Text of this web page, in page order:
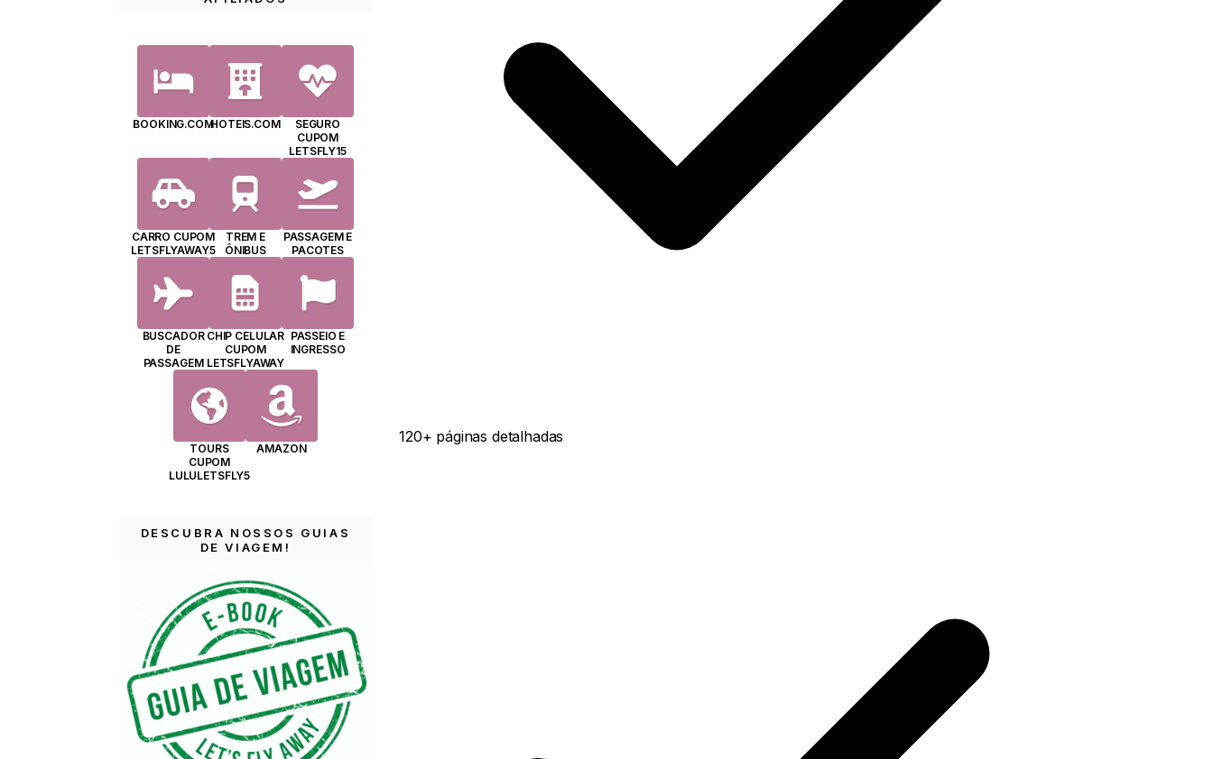
120+ páginas detalhadas
BOOKING.COMHOTEIS.COM
SEGURO
CUPOM
LETSFLY15
CARRO CUPOM
LETSFLYAWAY5
TREM E
ÔNIBUS
PASSAGEM E
PACOTES
BUSCADOR
DE
PASSAGEM
CHIP CELULAR
CUPOM
LETSFLYAWAY
PASSEIO E
INGRESSO
TOURS
CUPOM
LULULETSFLY5
AMAZON
DESCUBRA NOSSOS GUIAS
DE VIAGEM!